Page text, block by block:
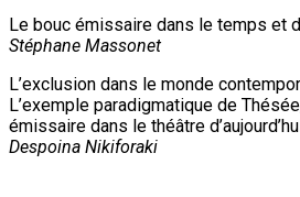
Le bouc émissaire dans le temps et
Stéphane Massonet
L’exclusion dans le monde
L’exemple paradigmatique de
émissaire dans le théâtre
Despoina Nikiforaki